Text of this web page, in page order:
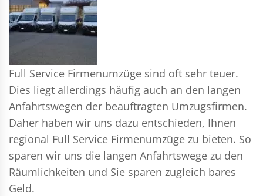
Full Service Firmenumzüge sind oft sehr teuer.
Dies liegt allerdings häufig auch an den langen
Anfahrtswegen der beauftragten Umzugsfirmen.
Daher haben wir uns dazu entschieden, Ihnen
regional Full Service Firmenumzüge zu bieten. So
sparen wir uns die langen Anfahrtswege zu den
Räumlichkeiten und Sie sparen zugleich bares
Geld.